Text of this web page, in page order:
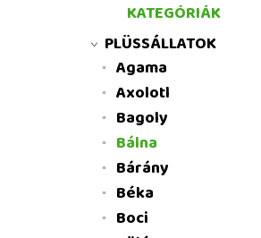
KATEGÓRIÁK
PLÜSSÁLLATOK
Agama
Axolotl
Bagoly
Bálna
Bárány
Béka
Boci